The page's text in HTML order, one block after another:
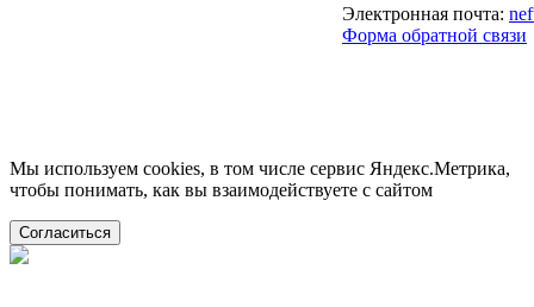
Электронная почта:
Форма обратной связи
Мы используем cookies, в том числе сервис Яндекс.Метрика,
чтобы понимать, как вы взаимодействуете с сайтом
Согласиться